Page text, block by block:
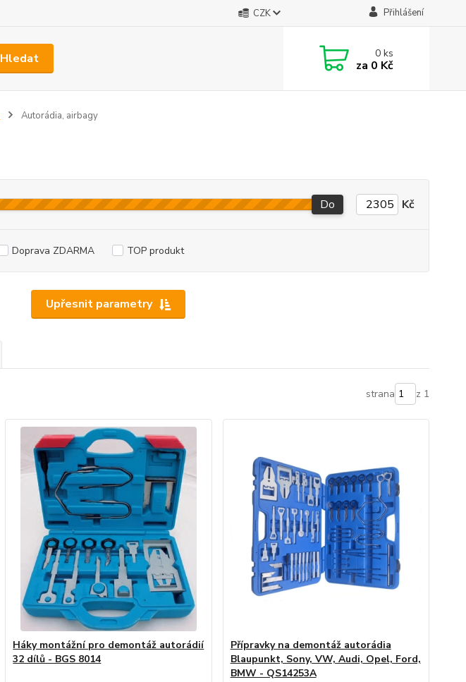
CZK Přihlášení
Hledat 0ks
za 0 Kč
Autorádia, airbagy
Upřesnit parametry
Do Kč
Doprava ZDARMA TOP produkt
strana z 1
Háky montážní pro demontáž autorádií
32 dílů - BGS 8014
Přípravky na demontáž autorádia
Blaupunkt, Sony, VW, Audi, Opel, Ford,
BMW - QS14253A